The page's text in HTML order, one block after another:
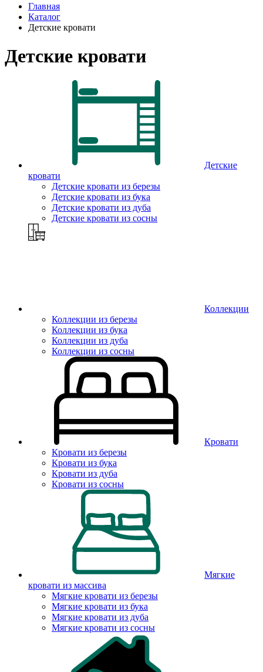
Главная
Каталог
Детские кровати
Детские кровати
Детские
кровати
Детские кровати из березы
Детские кровати из бука
Детские кровати из дуба
Детские кровати из сосны
Коллекции
Коллекции из березы
Коллекции из бука
Коллекции из дуба
Коллекции из сосны
Кровати
Кровати из березы
Кровати из бука
Кровати из дуба
Кровати из сосны
Мягкие
кровати из массива
Мягкие кровати из березы
Мягкие кровати из бука
Мягкие кровати из дуба
Мягкие кровати из сосны